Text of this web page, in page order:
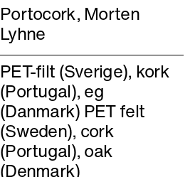
Portocork, Morten
Lyhne
PET-filt (Sverige), kork
(Portugal), eg
(Danmark) PET felt
(Sweden), cork
(Portugal), oak